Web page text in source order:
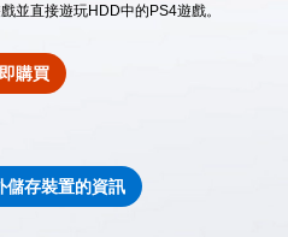
並直接遊玩HDD中的PS4遊戲。
購買
儲存裝置的資訊